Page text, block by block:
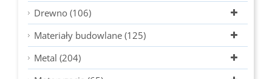
Drewno (106)
Materiały budowlane (125)
Metal (204)